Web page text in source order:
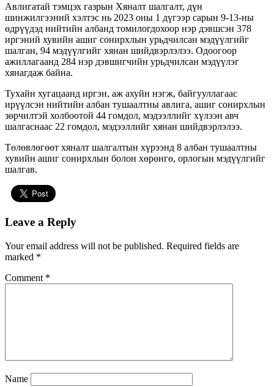
Авлигатай тэмцэх газрын Хяналт шалгалт, дүн
шинжилгээний хэлтэс нь 2023 оны 1 дүгээр сарын 9-13-ны
өдрүүдэд нийтийн албанд томилогдохоор нэр дэвшсэн 378
иргэний хувийн ашиг сонирхлын урьдчилсан мэдүүлгийг
шалган, 94 мэдүүлгийг хянан шийдвэрлэлээ. Одоогоор
ажиллагаанд 284 нэр дэвшигчийн урьдчилсан мэдүүлэг
хянагдаж байна.
Тухайн хугацаанд иргэн, аж ахуйн нэгж, байгууллагаас
ирүүлсэн нийтийн албан тушаалтны авлига, ашиг сонирхлын
зөрчилтэй холбоотой 44 гомдол, мэдээллийг хүлээн авч
шалгаснаас 22 гомдол, мэдээллийг хянан шийдвэрлэлээ.
Төлөвлөгөөт хяналт шалгалтын хүрээнд 8 албан тушаалтны
хувийн ашиг сонирхлын болон хөрөнгө, орлогын мэдүүлгийг
шалгав.
Leave a Reply
Your email address will not be published. Required fields are
marked *
Comment *
Name